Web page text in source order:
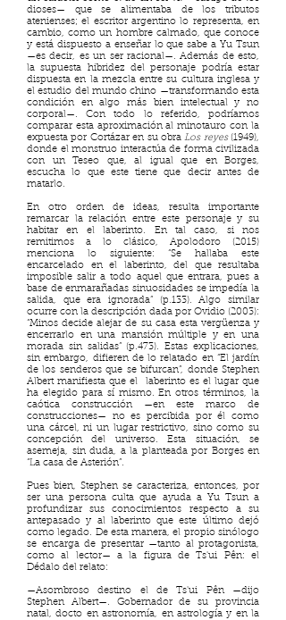
dioses— que se alimentaba de los tributos
atenienses; el escritor argentino lo representa, en
cambio, como un hombre calmado, que conoce
y está dispuesto a enseñar lo que sabe a Yu Tsun
—es decir, es un ser racional—. Además de esto,
la supuesta hibridez del personaje podría estar
dispuesta en la mezcla entre su cultura inglesa y
el estudio del mundo chino —transformando esta
condición en algo más bien intelectual y no
corporal—. Con todo lo referido, podríamos
comparar esta aproximación al minotauro con la
expuesta por Cortázar en su obraLos reyes(1949),
donde el monstruo interactúa de forma civilizada
con un Teseo que, al igual que en Borges,
escucha lo que este tiene que decir antes de
matarlo.
En otro orden de ideas, resulta importante
remarcar la relación entre este personaje y su
habitar en el laberinto. En tal caso, si nos
remitimos a lo clásico, Apolodoro (2015)
menciona lo siguiente: “Se hallaba este
encarcelado en el laberinto, del que resultaba
imposible salir a todo aquel que entrara, pues a
base de enmarañadas sinuosidades se impedía la
salida, que era ignorada” (p.133). Algo similar
ocurre con la descripción dada por Ovidio (2003):
“Minos decide alejar de su casa esta vergüenza y
encerrarlo en una mansión múltiple y en una
morada sin salidas” (p.473). Estas explicaciones,
sin embargo, difieren de lo relatado en “El jardín
de los senderos que se bifurcan”, donde Stephen
Albert manifiesta que el laberinto es el lugar que
ha elegido para sí mismo. En otros términos, la
caótica construcción —en este marco de
construcciones— no es percibida por él como
una cárcel, ni un lugar restrictivo, sino como su
concepción del universo. Esta situación, se
asemeja, sin duda, a la planteada por Borges en
“La casa de Asterión”.
Pues bien, Stephen se caracteriza, entonces, por
ser una persona culta que ayuda a Yu Tsun a
profundizar sus conocimientos respecto a su
antepasado y al laberinto que este último dejó
como legado. De esta manera, el propio sinólogo
se encarga de presentar —tanto al protagonista,
como al lector— a la figura de Ts'ui Pên: el
Dédalo del relato:
—Asombroso destino el de Ts'ui Pên —dijo
Stephen Albert—. Gobernador de su provincia
natal, docto en astronomía, en astrología y en la